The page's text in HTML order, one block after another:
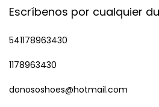
Escríbenos por cualquier
541178963430
1178963430
donososhoes@hotmail.com